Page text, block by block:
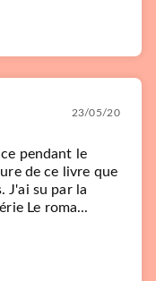
23/05/20
pendant le
de ce livre que
J'ai su par la
Le roma...